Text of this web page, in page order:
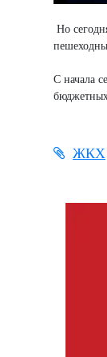
Но
С начала
бюджетных
ЖКХ